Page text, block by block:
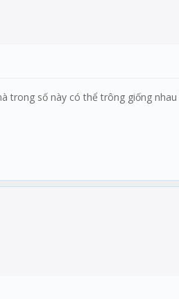
trong số này có thể trông giống